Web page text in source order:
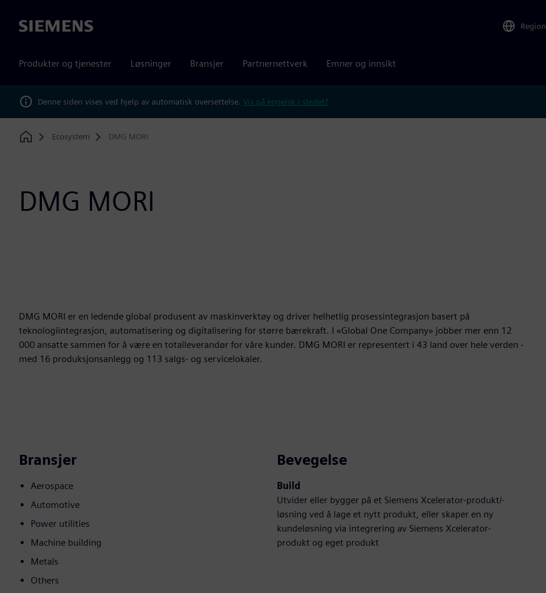
Siemens Region
Produkter og tjenester Løsninger Bransjer Partnernettverk Emner og innsikt
Denne siden vises ved hjelp av automatisk oversettelse. Vis på engelsk i stedet?
Home
Ecosystem DMG MORI
DMG MORI
DMG MORI er en ledende global produsent av maskinverktøy og driver helhetlig prosessintegrasjon basert på
teknologiintegrasjon, automatisering og digitalisering for større bærekraft. I «Global One Company» jobber mer enn 12
000 ansatte sammen for å være en totalleverandør for våre kunder. DMG MORI er representert i 43 land over hele verden -
med 16 produksjonsanlegg og 113 salgs- og servicelokaler.
Bransjer
Aerospace
Automotive
Power utilities
Machine building
Metals
Others
Bevegelse
Build
Utvider eller bygger på et Siemens Xcelerator-produkt/-
løsning ved å lage et nytt produkt, eller skaper en ny
kundeløsning via integrering av Siemens Xcelerator-
produkt og eget produkt